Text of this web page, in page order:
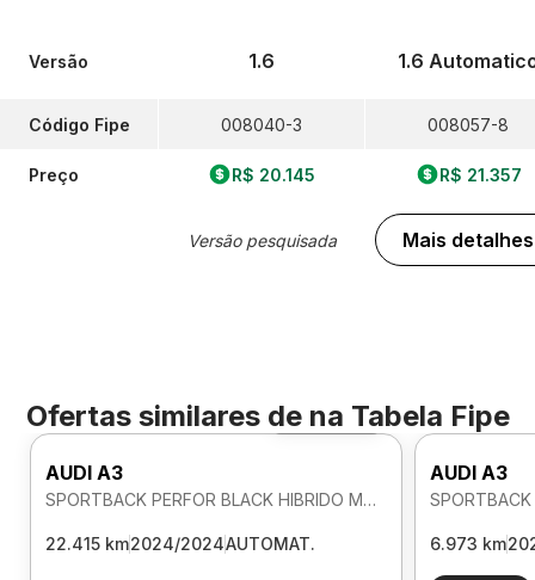
Versão
Código Fipe
Preço
1.6
008040-3
R$ 20.145
Versão pesquisada
1.6
008057-8
R$ 21.357
Mais detalhes
Ofertas similares de na Tabela Fipe
Foto 360º
AUDI A3
SPORTBACK PERFOR BLACK HIBRIDO MHEV 2.0 AUTOMATICO
22.415 km2024/2024AUTOMAT.
AUDI A3
6.973 km